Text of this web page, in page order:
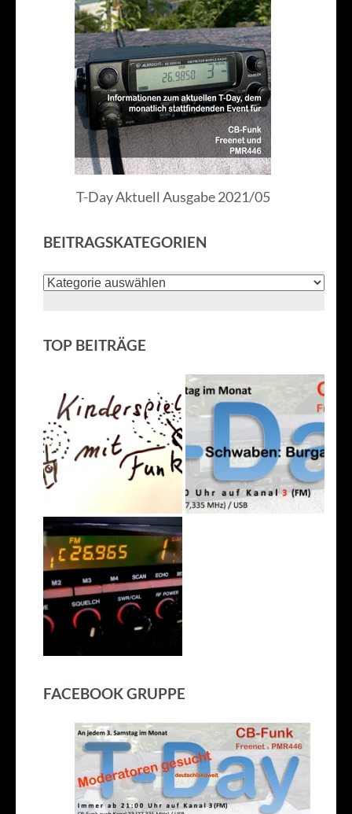
T-Day Aktuell Ausgabe 2021/05
BEITRAGSKATEGORIEN
Beitragskategorien
TOP BEITRÄGE
FACEBOOK GRUPPE